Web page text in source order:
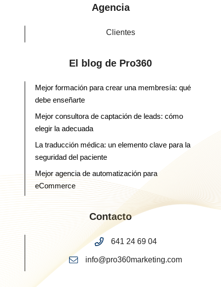
Agencia
Clientes
El blog de Pro360
Mejor formación para crear una membresía: qué
debe enseñarte
Mejor consultora de captación de leads: cómo
elegir la adecuada
La traducción médica: un elemento clave para la
seguridad del paciente
Mejor agencia de automatización para
eCommerce
Contacto
641 24 69 04
info@pro360marketing.com